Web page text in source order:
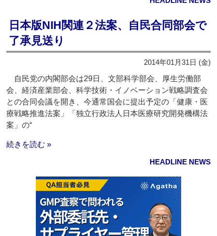
日本版NIH関連２法案、自民合同部会で
了承見送り
2014年01月31日 (金)
自民党の内閣部会は29日、文部科学部会、厚生労働部
会、経済産業部会、科学技術・イノベーション戦略調査会
との合同会議を開き、今通常国会に提出予定の「健康・医
療戦略推進法案」「独立行政法人日本医療研究開発機構法
案」の“
続きを読む »
HEADLINE NEWS